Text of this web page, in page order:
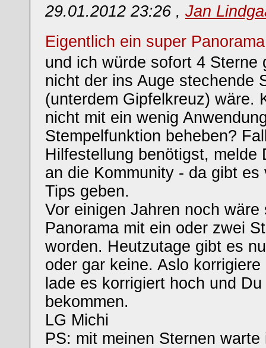
29.01.2012 23:26 , Jan
Eigentlich ein super
und ich würde sofort 4 Sterne
nicht der ins Auge stechende
(unterdem Gipfelkreuz) wäre.
nicht mit ein wenig
Stempelfunktion beheben?
Hilfestellung benötigst, melde
an die Kommunity - da gibt es
Tips geben.
Vor einigen Jahren noch
Panorama mit ein oder zwei
worden. Heutzutage gibt es
oder gar keine. Aslo
lade es korrigiert hoch und
bekommen.
LG Michi
PS: mit meinen Sternen